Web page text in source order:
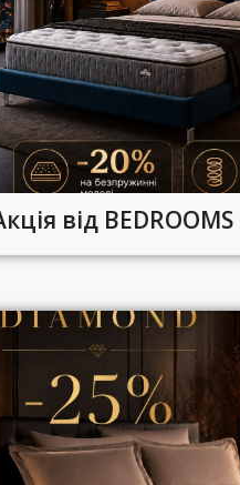
від BEDROOMS